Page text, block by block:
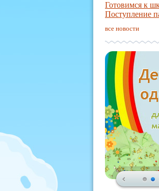
Готовимся к
Поступление
все новости